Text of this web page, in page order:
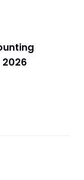
2026